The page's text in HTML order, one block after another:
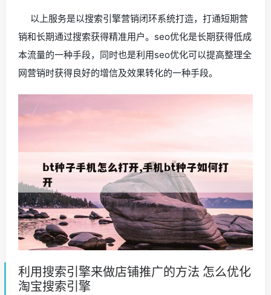
以上服务是以搜索引擎营销闭环系统打造，打通短期营
销和长期通过搜索获得精准用户。seo优化是长期获得低成
本流量的一种手段，同时也是利用seo优化可以提高整理全
网营销时获得良好的增信及效果转化的一种手段。
利用搜索引擎来做店铺推广的方法 怎么优化
淘宝搜索引擎